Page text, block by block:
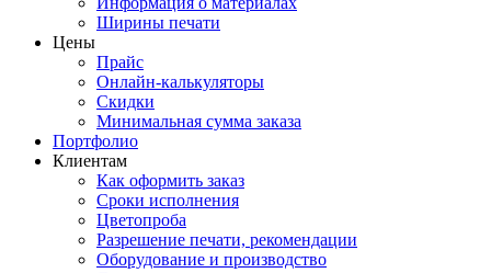
Ширины печати
Цены
Прайс
Онлайн-калькуляторы
Скидки
Минимальная сумма заказа
Портфолио
Клиентам
Как оформить заказ
Сроки исполнения
Цветопроба
Разрешение печати, рекомендации
Оборудование и производство